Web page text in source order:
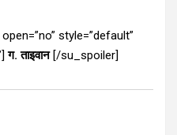
style=”default”
ग. ताइवान[/su_spoiler]